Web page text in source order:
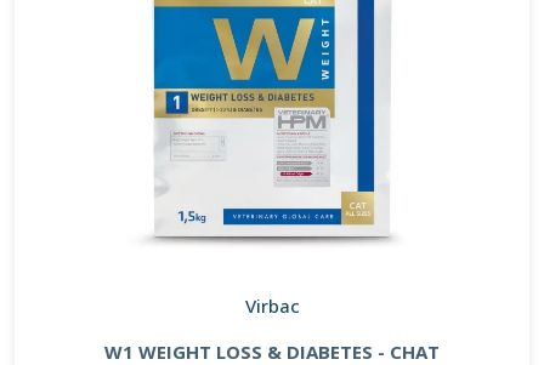
Virbac
W1 WEIGHT LOSS & DIABETES - CHAT